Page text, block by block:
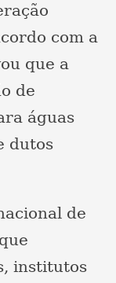
com a
que a
de
águas
dutos
de
institutos